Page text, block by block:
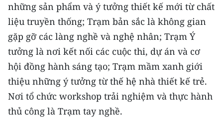
Đông Nam Bộ
Đồng bằng sông Cửu Long
Chuyên trang Hà Nội
Chuyên trang TP. Hồ Chí Minh
CHUYÊN ĐỀ
những sản phẩm và ý tưởng thiết kế mới từ chất
liệu truyền thống; Trạm bản sắc là không gian
gặp gỡ các làng nghề và nghệ nhân; Trạm Ý
tưởng là nơi kết nối các cuộc thi, dự án và cơ
hội đồng hành sáng tạo; Trạm mầm xanh giới
thiệu những ý tưởng từ thế hệ nhà thiết kế trẻ.
Nơi tổ chức workshop trải nghiệm và thực hành
thủ công là Trạm tay nghề.